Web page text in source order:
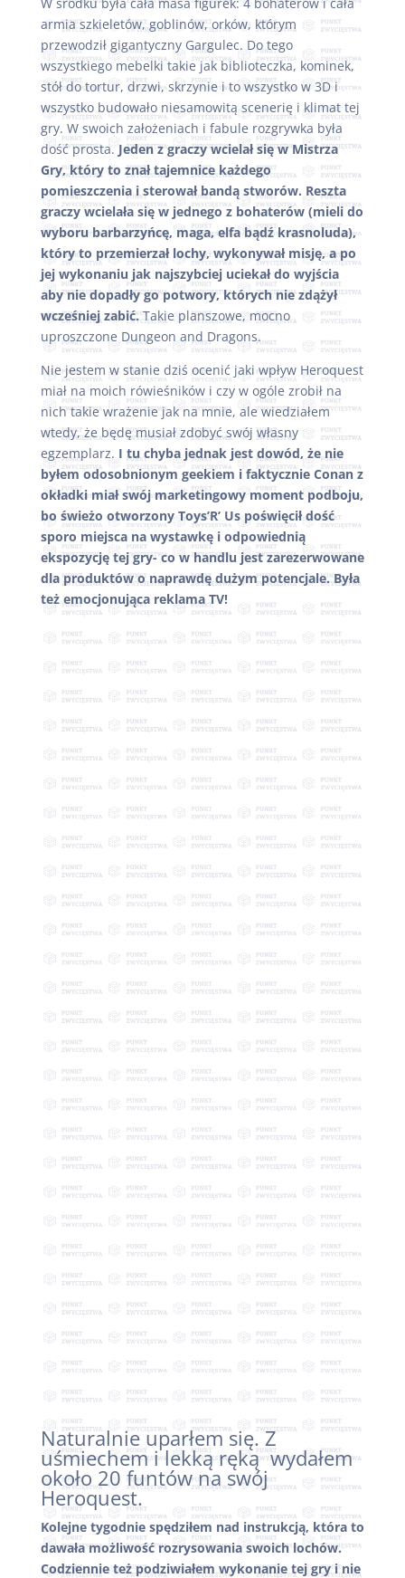
armia szkieletów, goblinów, orków, którym
przewodził gigantyczny Gargulec. Do tego
wszystkiego mebelki takie jak biblioteczka, kominek,
stół do tortur, drzwi, skrzynie i to wszystko w 3D i
wszystko budowało niesamowitą scenerię i klimat tej
gry. W swoich założeniach i fabule rozgrywka była
dość prosta.Jeden z graczy wcielał się w Mistrza
Gry, który to znał tajemnice każdego
pomieszczenia i sterował bandą stworów. Reszta
graczy wcielała się w jednego z bohaterów (mieli do
wyboru barbarzyńcę, maga, elfa bądź krasnoluda),
który to przemierzał lochy, wykonywał misję, a po
jej wykonaniu jak najszybciej uciekał do wyjścia
aby nie dopadły go potwory, których nie zdążył
wcześniej zabić.Takie planszowe, mocno
uproszczone Dungeon and Dragons.
Nie jestem w stanie dziś ocenić jaki wpływ Heroquest
miał na moich rówieśników i czy w ogóle zrobił na
nich takie wrażenie jak na mnie, ale wiedziałem
wtedy, że będę musiał zdobyć swój własny
egzemplarz. I tu chyba jednak jest dowód, że nie
byłem odosobnionym geekiem i faktycznie Conan z
okładki miał swój marketingowy moment podboju,
bo świeżo otworzony Toys’R’ Us poświęcił dość
sporo miejsca na wystawkę i odpowiednią
ekspozycję tej gry- co w handlu jest zarezerwowane
dla produktów o naprawdę dużym potencjale. Była
też emocjonująca reklama TV!
Naturalnie uparłem się. Z
uśmiechem i lekką ręką wydałem
około 20 funtów na swój
Heroquest.
Kolejne tygodnie spędziłem nad instrukcją, która to
dawała możliwość rozrysowania swoich lochów.
Codziennie też podziwiałem wykonanie tej gry i nie